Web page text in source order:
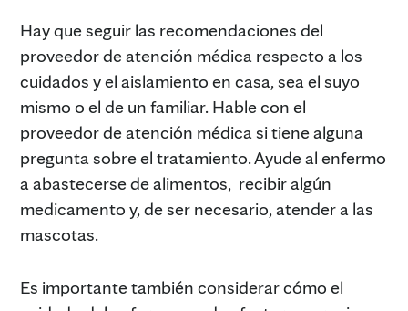
Hay que seguir las recomendaciones del
proveedor de atención médica respecto a los
cuidados y el aislamiento en casa, sea el suyo
mismo o el de un familiar. Hable con el
proveedor de atención médica si tiene alguna
pregunta sobre el tratamiento. Ayude al enfermo
a abastecerse de alimentos, recibir algún
medicamento y, de ser necesario, atender a las
mascotas.
Es importante también considerar cómo el